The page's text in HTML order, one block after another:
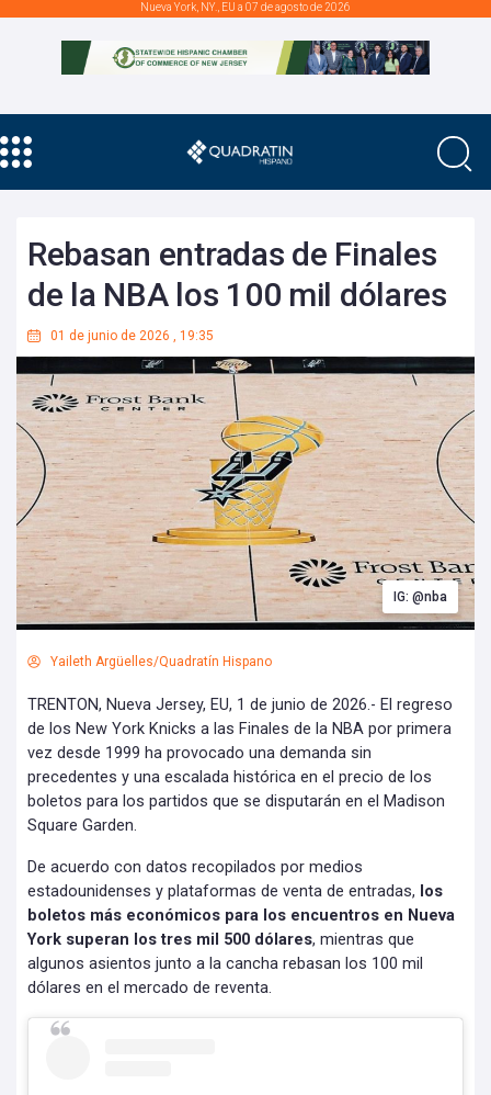
Nueva York, NY., EU a 07 de agosto de 2026
Rebasan entradas de Finales
de la NBA los 100 mil dólares
01 de junio de 2026 , 19:35
IG: @nba
Yaileth Argüelles/Quadratín Hispano
TRENTON, Nueva Jersey, EU, 1 de junio de 2026.- El regreso
de los New York Knicks a las Finales de la NBA por primera
vez desde 1999 ha provocado una demanda sin
precedentes y una escalada histórica en el precio de los
boletos para los partidos que se disputarán en el Madison
Square Garden.
De acuerdo con datos recopilados por medios
estadounidenses y plataformas de venta de entradas, los
boletos más económicos para los encuentros en Nueva
York superan los tres mil 500 dólares, mientras que
algunos asientos junto a la cancha rebasan los 100 mil
dólares en el mercado de reventa.